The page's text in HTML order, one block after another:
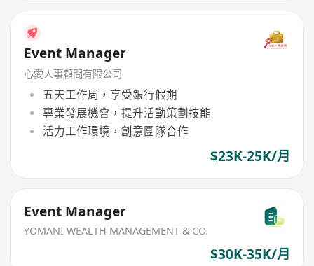
Event Manager
心愛人事顧問有限公司
五天工作周，享受銀行假期
專業發展機會，提升活動策劃技能
活力工作環境，創意團隊合作
$23K-25K/月
Event Manager
YOMANI WEALTH MANAGEMENT & CO.
$30K-35K/月